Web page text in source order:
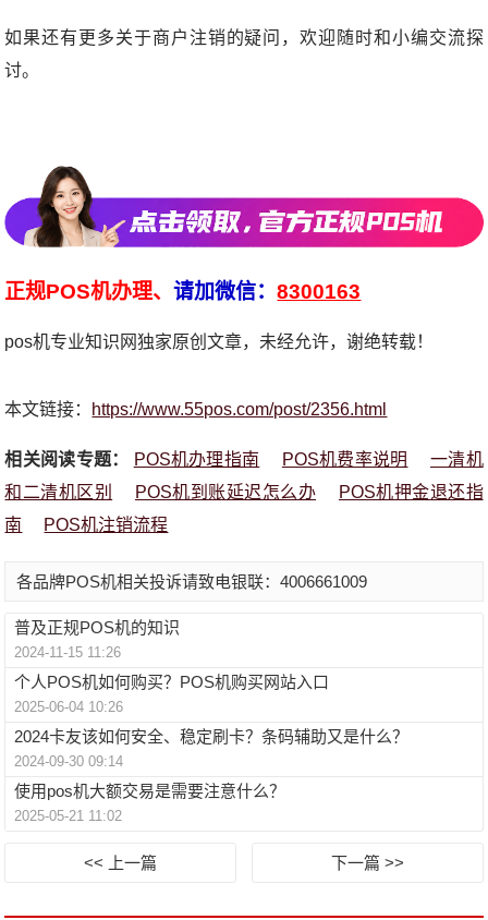
如果还有更多关于商户注销的疑问，欢迎随时和小编交流探
讨。
正规POS机办理、请加微信：8300163
pos机专业知识网独家原创文章，未经允许，谢绝转载！
本文链接： https://www.55pos.com/post/2356.html
相关阅读专题： POS机办理指南 POS机费率说明
一清机
和二清机区别
POS机到账延迟怎么办
POS机押金退还指
南
POS机注销流程
各品牌POS机相关投诉请致电银联：4006661009
普及正规POS机的知识
2024-11-15 11:26
个人POS机如何购买？POS机购买网站入口
2025-06-04 10:26
2024卡友该如何安全、稳定刷卡？条码辅助又是什么？
2024-09-30 09:14
使用pos机大额交易是需要注意什么？
2025-05-21 11:02
<< 上一篇 下一篇 >>